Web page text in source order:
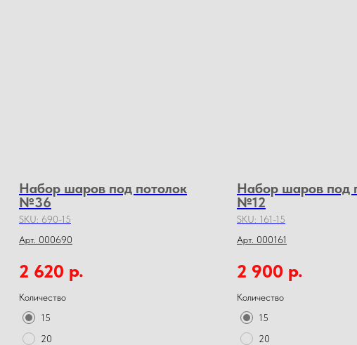
Набор шаров под потолок
№36
SKU: 690-15
Арт. 000690
2 620 р.
Количество
15
20
Набор шаров под
№12
SKU: 161-15
Арт. 000161
2 900 р.
Количество
15
20